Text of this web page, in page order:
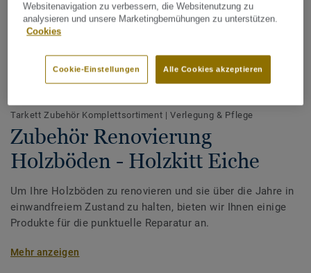
Alle Designs anzeigen (21)
Tarkett Zubehör Komplettsortiment |Verlegung & Pflege
Zubehör Renovierung
Holzböden - Holzkitt Eiche
Um Ihre Holzböden zu renovieren und sie über die Jahre in
einwandfreiem Zustand zu halten, bieten wir Ihnen einige
Produkte für die punktuelle Reparatur an.
Unsere Reparaturboxen enthalten Schmelzkit in
Mehr anzeigen
Websitenavigation zu verbessern, die Websitenutzung zu
analysieren und unsere Marketingbemühungen zu unterstützen.
Cookies
Alle Cookies akzeptieren
Cookie-Einstellungen